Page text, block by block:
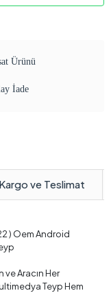
Ürünü
İade
Kargo ve Teslimat
) Oem Android
Aracın Her
Teyp Hem